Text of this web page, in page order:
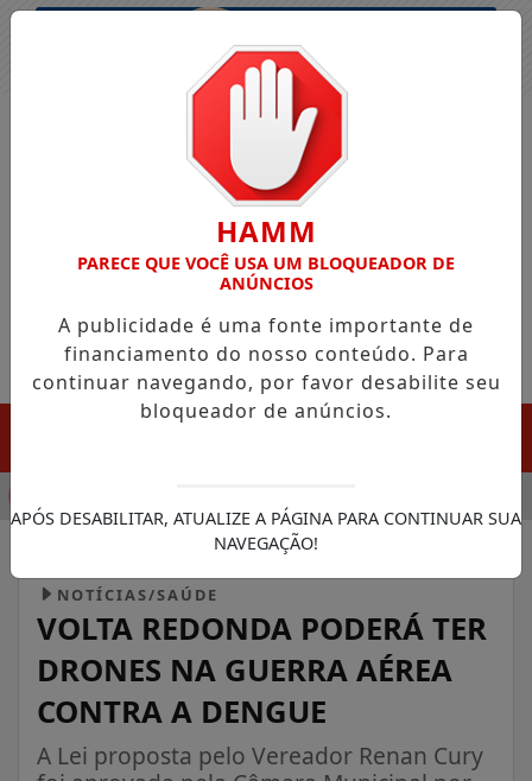
CHEGADA DA FAZENDA DA ESPERANÇA PARA APOIAR
NOTÍCIAS/SAÚDE
VOLTA REDONDA PODERÁ TER
DRONES NA GUERRA AÉREA
CONTRA A DENGUE
A Lei proposta pelo Vereador Renan Cury
HAMM
PARECE QUE VOCÊ USA UM BLOQUEADOR DE
ANÚNCIOS
A publicidade é uma fonte importante de
financiamento do nosso conteúdo. Para
continuar navegando, por favor desabilite seu
bloqueador de anúncios.
APÓS DESABILITAR, ATUALIZE A PÁGINA PARA CONTINUAR SUA
NAVEGAÇÃO!